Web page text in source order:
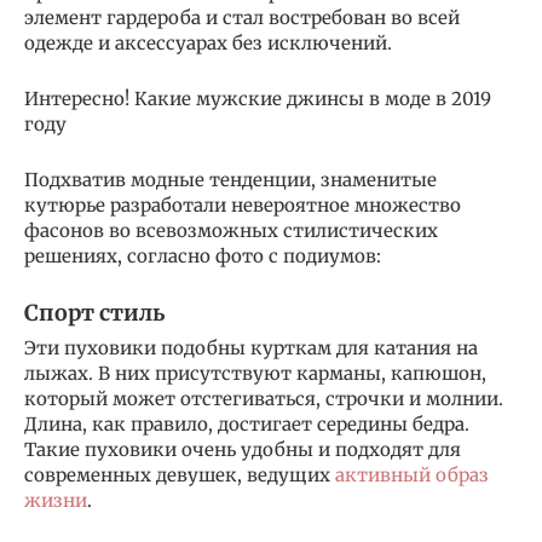
элемент гардероба и стал востребован во всей
одежде и аксессуарах без исключений.
Интересно! Какие мужские джинсы в моде в 2019
году
Подхватив модные тенденции, знаменитые
кутюрье разработали невероятное множество
фасонов во всевозможных стилистических
решениях, согласно фото с подиумов:
Спорт стиль
Эти пуховики подобны курткам для катания на
лыжах. В них присутствуют карманы, капюшон,
который может отстегиваться, строчки и молнии.
Длина, как правило, достигает середины бедра.
Такие пуховики очень удобны и подходят для
современных девушек, ведущих активный образ
жизни.